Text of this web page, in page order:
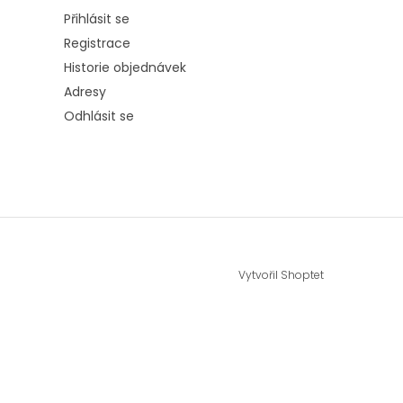
Přihlásit se
Registrace
Historie objednávek
Adresy
Odhlásit se
Vytvořil Shoptet